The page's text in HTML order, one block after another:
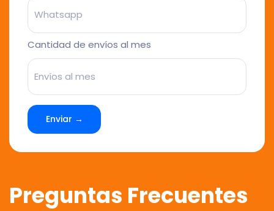
Cantidad de envíos al mes
Enviar →
Preguntas Frecuentes